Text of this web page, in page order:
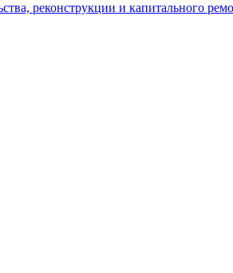
реконструкции и капитального